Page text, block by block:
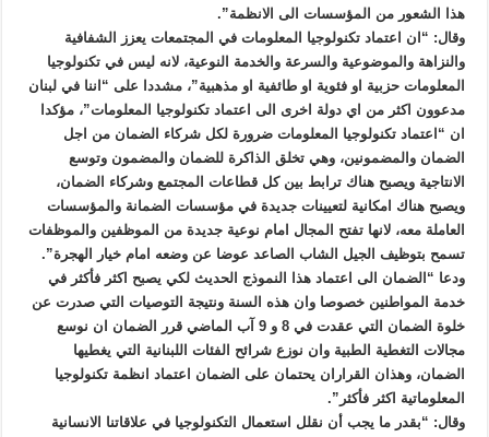
هذا الشعور من المؤسسات الى الانظمة”.
وقال: “ان اعتماد تكنولوجيا المعلومات في المجتمعات يعزز الشفافية
والنزاهة والموضوعية والسرعة والخدمة النوعية، لانه ليس في تكنولوجيا
المعلومات حزبية او فئوية او طائفية او مذهبية”، مشددا على “اننا في لبنان
مدعوون اكثر من اي دولة اخرى الى اعتماد تكنولوجيا المعلومات”، مؤكدا
ان “اعتماد تكنولوجيا المعلومات ضرورة لكل شركاء الضمان من اجل
الضمان والمضمونين، وهي تخلق الذاكرة للضمان والمضمون وتوسع
الانتاجية ويصبح هناك ترابط بين كل قطاعات المجتمع وشركاء الضمان،
ويصبح هناك امكانية لتعيينات جديدة في مؤسسات الضمانة والمؤسسات
العاملة معه، لانها تفتح المجال امام نوعية جديدة من الموظفين والموظفات
تسمح بتوظيف الجيل الشاب الصاعد عوضا عن وضعه امام خيار الهجرة”.
ودعا “الضمان الى اعتماد هذا النموذج الحديث لكي يصبح اكثر فأكثر في
خدمة المواطنين خصوصا وان هذه السنة ونتيجة التوصيات التي صدرت عن
خلوة الضمان التي عقدت في 8 و 9 آب الماضي قرر الضمان ان نوسع
مجالات التغطية الطبية وان نوزع شرائح الفئات اللبنانية التي يغطيها
الضمان، وهذان القراران يحتمان على الضمان اعتماد انظمة تكنولوجيا
المعلوماتية اكثر فأكثر”.
وقال: “بقدر ما يجب أن نقلل استعمال التكنولوجيا في علاقاتنا الانسانية